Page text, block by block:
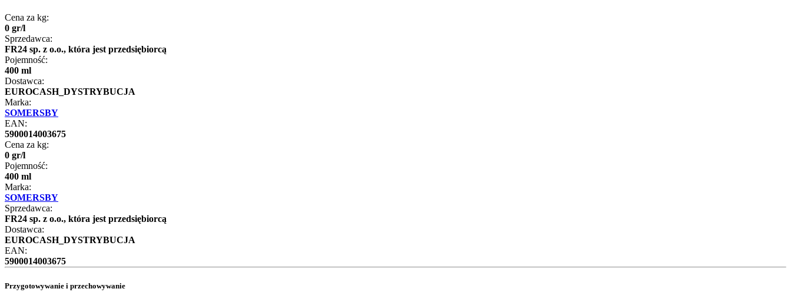
Cena za kg:
0 gr/l
Sprzedawca:
FR24 sp. z o.o., która jest przedsiębiorcą
Pojemność:
400 ml
Dostawca:
EUROCASH_DYSTRYBUCJA
Marka:
SOMERSBY
EAN:
5900014003675
Cena za kg:
0 gr/l
Pojemność:
400 ml
Marka:
SOMERSBY
Sprzedawca:
FR24 sp. z o.o., która jest przedsiębiorcą
Dostawca:
EUROCASH_DYSTRYBUCJA
EAN:
5900014003675
Przygotowywanie i przechowywanie